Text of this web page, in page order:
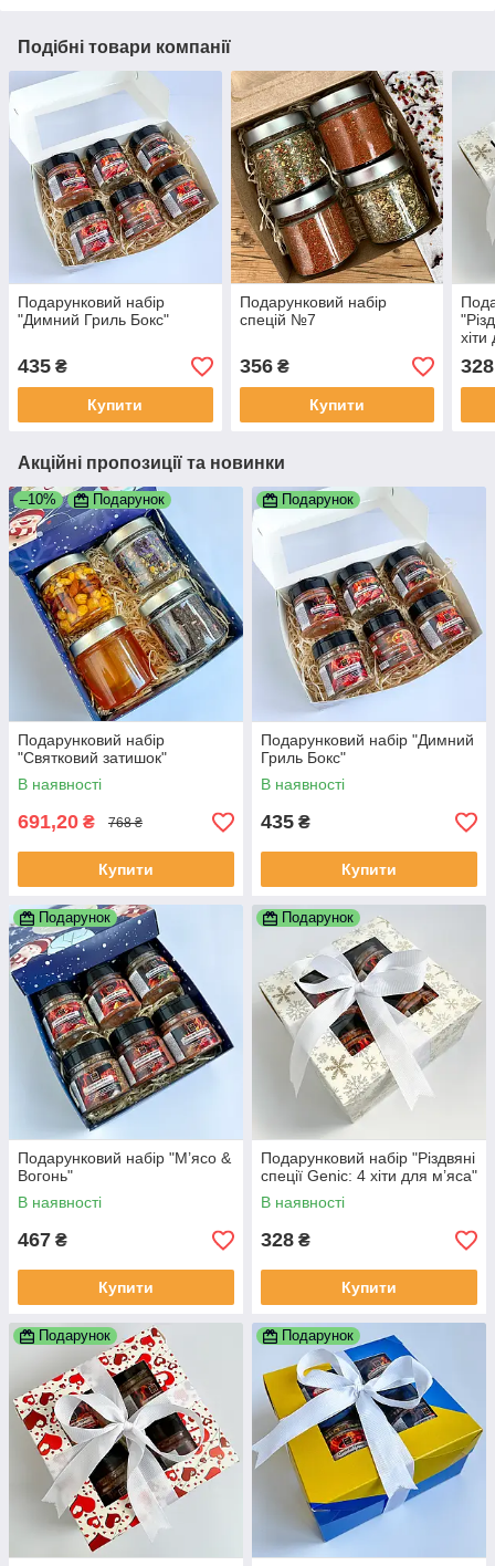
Подібні товари компанії
Подарунковий набір
"Димний Гриль Бокс"
435 ₴
Купити
Подарунковий набір
спецій №7
356₴
Купити
328
Акційні пропозиції та новинки
–10% Подарунок
Подарунковий набір
"Святковий затишок"
В наявності
691,20 ₴ 768 ₴
Купити
Подарунок
Подарунковий набір "Димний
Гриль Бокс"
В наявності
435 ₴
Купити
Подарунок
Подарунковий набір "М’ясо &
Вогонь"
В наявності
467 ₴
Купити
Подарунок
Подарунковий набір "Різдвяні
спеції Genic: 4 хіти для м’яса"
В наявності
328 ₴
Купити
Подарунок Подарунок